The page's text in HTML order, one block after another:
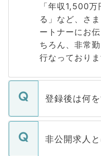
「年収1,500
る」など、さ
ートナーにお
ちろん、非常
行なっておりま
登録後は何
ご登録いただ
登録内容を確
非公開求人